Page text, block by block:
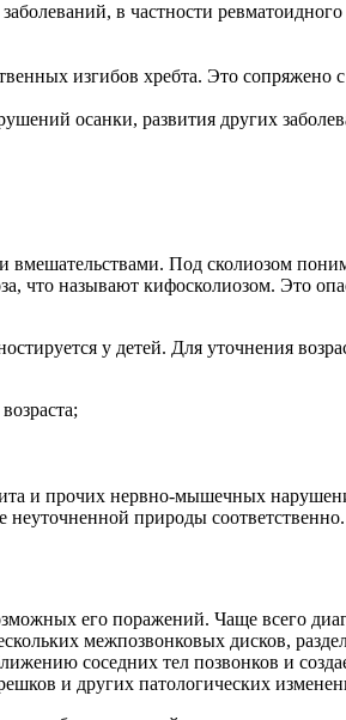
в частности
изгибов хребта. Это сопряжено
осанки, развития других
Под сколиозом
что называют кифосколиозом. Это
у детей. Для уточнения
и прочих нервно-мышечных
природы соответственно.
его поражений. Чаще всего
межпозвонковых дисков,
соседних тел позвонков и
и других патологических